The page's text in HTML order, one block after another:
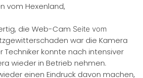
vom Hexenland,
die Web-Cam Seite vom
war die Kamera
Techniker konnte nach intensiver
wieder in Betrieb nehmen.
einen Eindruck davon machen,